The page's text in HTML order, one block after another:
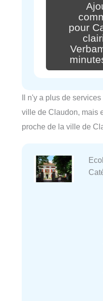
pour
Il n'y a plus de
ville de Claudon, mais
proche de la ville de